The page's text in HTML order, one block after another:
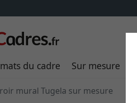
du cadre Sur mesure
mural Tugela sur mesure